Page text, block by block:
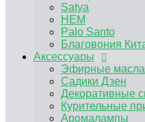
Удобрения и
Powder
Growth
Plagron
Plantators
Advanced
Orange
Simplex
Satya
HEM
Palo Santo
Благовония
Аксессуары
Эфирные масла
Садики Дзен
Декоративные
Курительные
Аромалампы